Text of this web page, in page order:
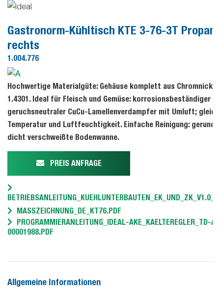
Gastronorm-Kühltisch KTE 3-76-3T Propan
rechts
1.004.776
Hochwertige Materialgüte: Gehäuse komplett aus
1.4301. Ideal für Fleisch und Gemüse: korrosionsbeständiger
geruchsneutraler CuCu-Lamellenverdampfer mit Umluft;
Temperatur und Luftfeuchtigkeit. Einfache Reinigung:
dicht verschweißte Bodenwanne.
PREIS ANFRAGE
MASSZEICHNUNG_DE_KT76.PDF
PROGRAMMIERANLEITUNG_IDEAL-AKE_KAELTEREGLER_TD-
00001988.PDF
Allgemeine Informationen